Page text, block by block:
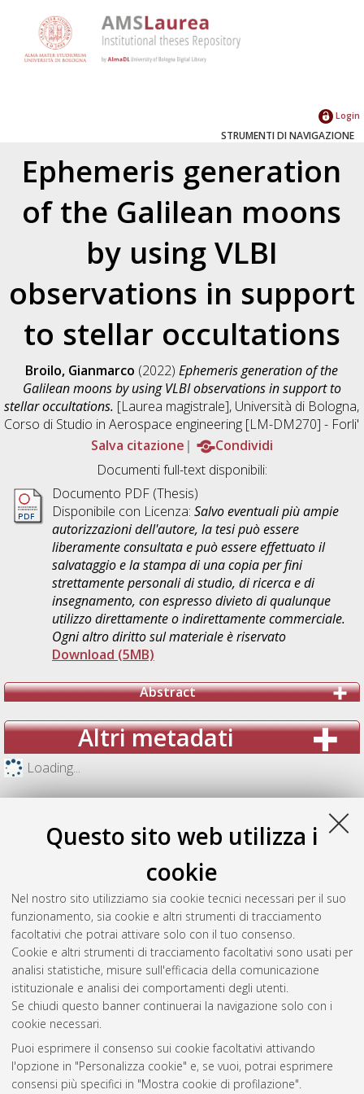
Questo sito web utilizza i
cookie
Nel nostro sito utilizziamo sia cookie tecnici necessari per il suo
funzionamento, sia cookie e altri strumenti di tracciamento
facoltativi che potrai attivare solo con il tuo consenso.
Cookie e altri strumenti di tracciamento facoltativi sono usati per
analisi statistiche, misure sull'efficacia della comunicazione
istituzionale e analisi dei comportamenti degli utenti.
Se chiudi questo banner continuerai la navigazione solo con i
cookie necessari.
Puoi esprimere il consenso sui cookie facoltativi attivando
l'opzione in "Personalizza cookie" e, se vuoi, potrai esprimere
consensi più specifici in "Mostra cookie di profilazione".
Login
STRUMENTI DI NAVIGAZIONE
Ephemeris generation
of the Galilean moons
by using VLBI
observations in support
to stellar occultations
Broilo, Gianmarco (2022)Ephemeris generation of the
Galilean moons by using VLBI observations in support to
stellar occultations. [Laurea magistrale], Università di Bologna,
Corso di Studio inAerospace engineering [LM-DM270] - Forli'
Salva citazione
Condividi
Documenti full-text disponibili:
Documento PDF (Thesis)
Disponibile con Licenza: Salvo eventuali più ampie
autorizzazioni dell'autore, la tesi può essere
liberamente consultata e può essere effettuato il
salvataggio e la stampa di una copia per fini
strettamente personali di studio, di ricerca e di
insegnamento, con espresso divieto di qualunque
utilizzo direttamente o indirettamente commerciale.
Ogni altro diritto sul materiale è riservato
Download (5MB)
Abstract
Altri metadati
Loading...
Gestione del documento:
Atom
Rss 1.0